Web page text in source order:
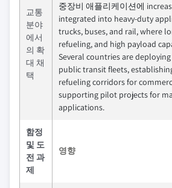
교통
분야
에서
의 확
대 채
택
중장비 애플리케이션에
integrated into heavy-duty
trucks, buses, and rail, where
refueling, and high payload
Several countries are
public transit fleets,
refueling corridors for
supporting pilot projects for
applications.
함정
및 도
전 과
제
영향